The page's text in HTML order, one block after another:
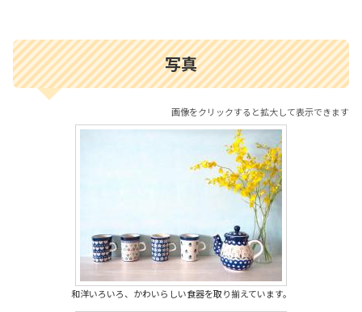
写真
画像をクリックすると拡大して表示できます
和洋いろいろ、かわいらしい食器を取り揃えています。